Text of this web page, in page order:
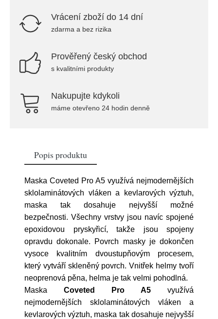
Vrácení zboží do 14 dní
zdarma a bez rizika
Prověřený český obchod
s kvalitními produkty
Nakupujte kdykoli
máme otevřeno 24 hodin denně
Popis produktu
Maska Coveted Pro A5 využívá nejmodernějších
sklolaminátových vláken a kevlarových výztuh,
maska tak dosahuje nejvyšší možné
bezpečnosti. Všechny vrstvy jsou navíc spojené
epoxidovou pryskyřicí, takže jsou spojeny
opravdu dokonale. Povrch masky je dokončen
vysoce kvalitním dvoustupňovým procesem,
který vytváří skleněný povrch. Vnitřek helmy tvoří
neoprenová pěna, helma je tak velmi pohodlná.
Maska Coveted Pro A5 využívá
nejmodernějších sklolaminátových vláken a
kevlarových výztuh, maska tak dosahuje nejvyšší